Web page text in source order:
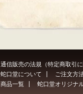
通信販売の法規（特定商取引
蛇口堂について
ご注文方
商品一覧
蛇口堂オリジナ